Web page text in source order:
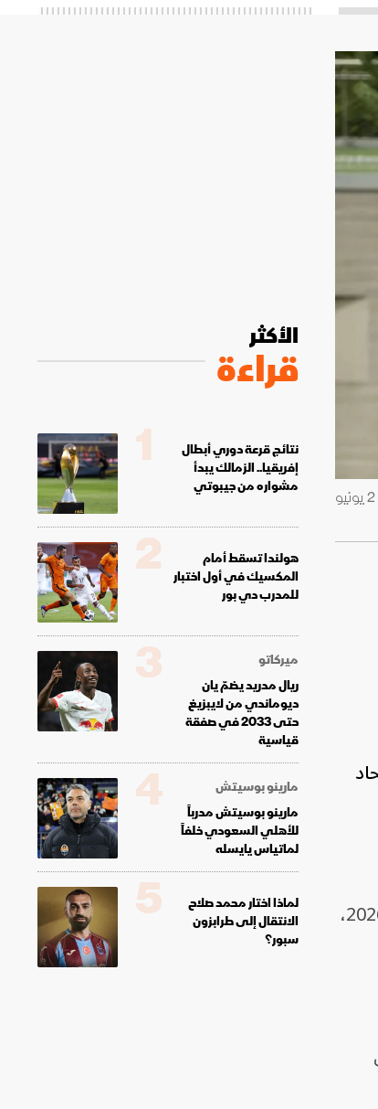
مهاجم ريال مدريد كيليان مبابي يصافح رئيس فرنسا إيمانويل ماكرون خلال معسكر منتخب فرنسا في مركز كليرفونتين غرب باريس - 2 يونيو
تعرض مبابي لهجوم عنصري من النائبة، عقب مباراة فرنسا وباراغواي في دور الـ16 من كأس العالم 2026،
الأكثر
قراءة
نتائج قرعة دوري أبطال
إفريقيا.. الزمالك يبدأ
مشواره من جيبوتي
1
هولندا تسقط أمام
المكسيك في أول اختبار
للمدرب دي بور
2
ميركاتو
ريال مدريد يضمّ يان
ديوماندي من لايبزيغ
حتى 2033 في صفقة
قياسية
3
مارينو بوسيتش
مارينو بوسيتش مدرباً
للأهلي السعودي خلفاً
لماتياس يايسله
4
لماذا اختار محمد صلاح
الانتقال إلى طرابزون
سبور؟
5